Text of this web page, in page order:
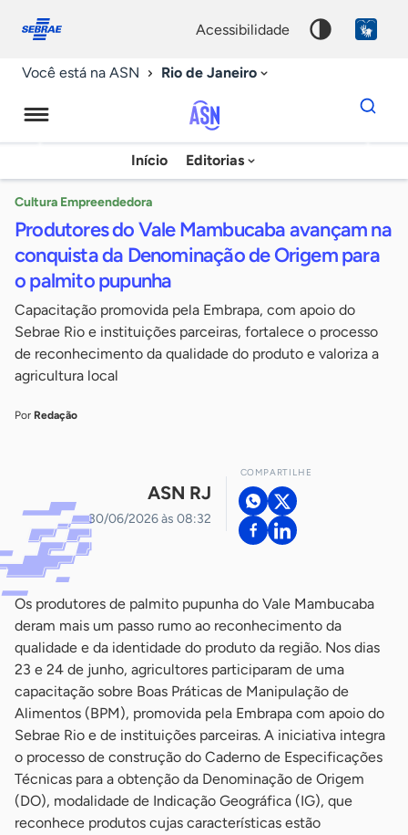
conosco
acessibilidade
Você está na ASN Rio de Janeiro
Agência
Sebrae
Notícias
Início Editorias
Dados
para
chave
Cultura Empreendedora
Produtores do Vale Mambucaba avançam na
conquista da Denominação de Origem para
o palmito pupunha
Capacitação promovida pela Embrapa, com apoio do
Sebrae Rio e instituições parceiras, fortalece o processo
de reconhecimento da qualidade do produto e valoriza a
agricultura local
Por Redação
ASN RJ
30/06/2026 às 08:32
COMPARTILHE
Os produtores de palmito pupunha do Vale Mambucaba
deram mais um passo rumo ao reconhecimento da
qualidade e da identidade do produto da região. Nos dias
23 e 24 de junho, agricultores participaram de uma
capacitação sobre Boas Práticas de Manipulação de
Alimentos (BPM), promovida pela Embrapa com apoio do
Sebrae Rio e de instituições parceiras. A iniciativa integra
o processo de construção do Caderno de Especificações
Técnicas para a obtenção da Denominação de Origem
(DO), modalidade de Indicação Geográfica (IG), que
reconhece produtos cujas características estão